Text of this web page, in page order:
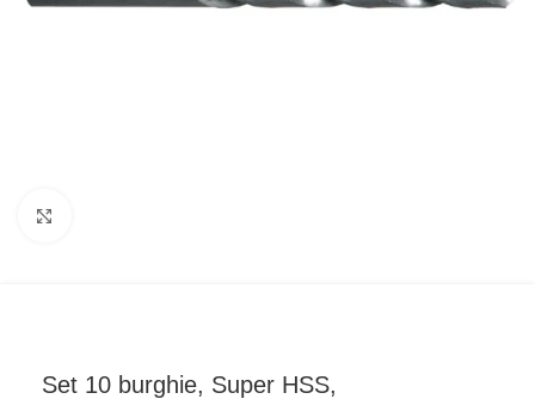
Set 10 burghie, Super HSS,